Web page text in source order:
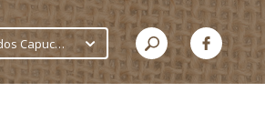
Museu dos Capuchinhos